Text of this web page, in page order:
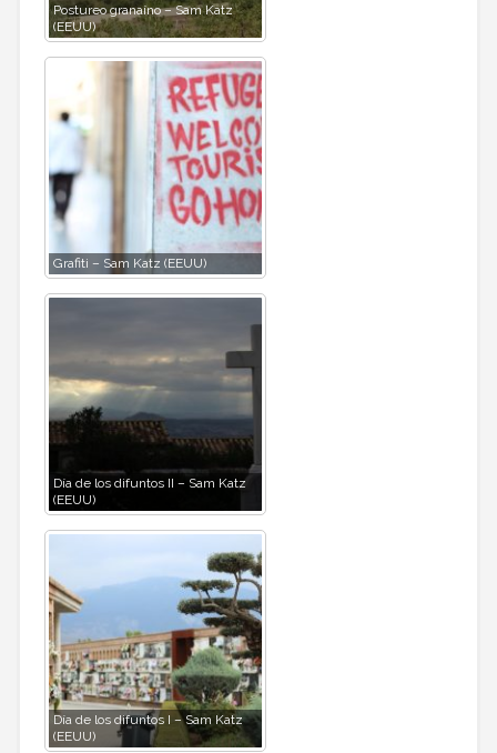
Postureo granaíno – Sam Katz
(EEUU)
Grafiti – Sam Katz (EEUU)
Día de los difuntos II – Sam Katz
(EEUU)
Día de los difuntos I – Sam Katz
(EEUU)